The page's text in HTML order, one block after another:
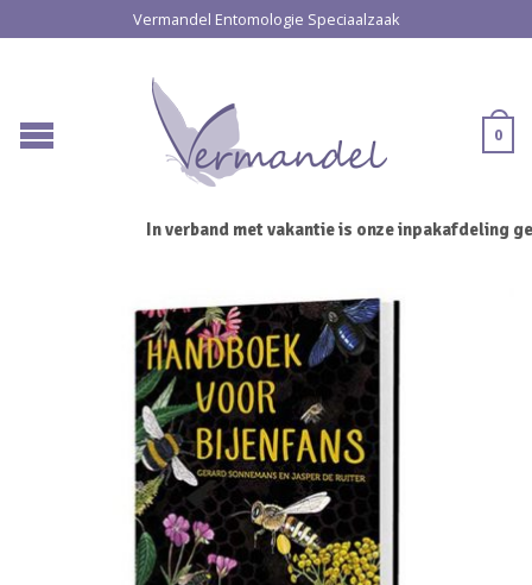
Vermandel Entomologie Speciaalzaak
0
In verband met vakantie is onze inpakafdeling